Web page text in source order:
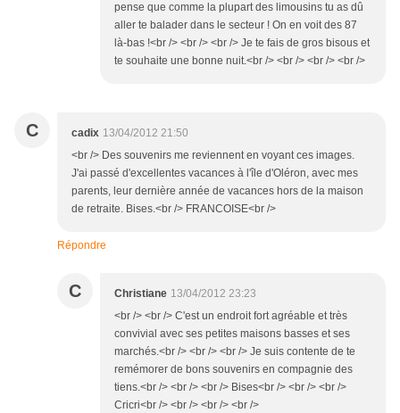
pense que comme la plupart des limousins tu as dû
aller te balader dans le secteur ! On en voit des 87
là-bas !<br /> <br /> <br /> Je te fais de gros bisous et
te souhaite une bonne nuit.<br /> <br /> <br /> <br />
C cadix 13/04/2012 21:50
<br /> Des souvenirs me reviennent en voyant ces images.
J'ai passé d'excellentes vacances à l'île d'Oléron, avec mes
parents, leur dernière année de vacances hors de la maison
de retraite. Bises.<br /> FRANCOISE<br />
Répondre
C Christiane 13/04/2012 23:23
<br /> <br /> C'est un endroit fort agréable et très
convivial avec ses petites maisons basses et ses
marchés.<br /> <br /> <br /> Je suis contente de te
remémorer de bons souvenirs en compagnie des
tiens.<br /> <br /> <br /> Bises<br /> <br /> <br />
Cricri<br /> <br /> <br /> <br />